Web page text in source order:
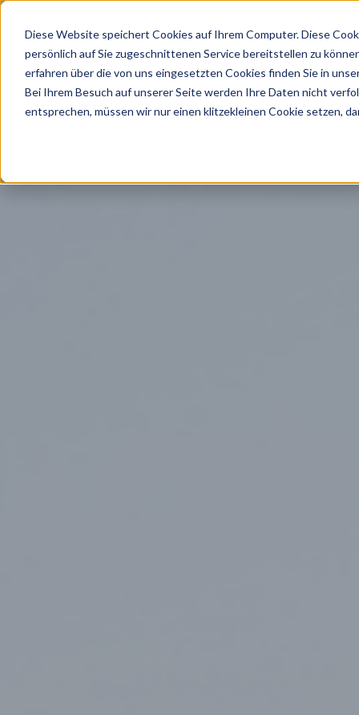
Diese Website speichert Cookies auf Ihrem Computer. Diese
persönlich auf Sie zugeschnittenen Service bereitstellen zu
erfahren über die von uns eingesetzten Cookies finden Sie in
Bei Ihrem Besuch auf unserer Seite werden Ihre Daten nicht
entsprechen, müssen wir nur einen klitzekleinen Cookie setzen,